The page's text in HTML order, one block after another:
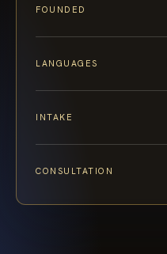
FOUNDED
LANGUAGES
INTAKE
CONSULTATION